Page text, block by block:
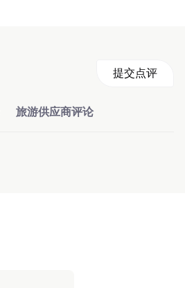
提交点评
旅游供应商评论